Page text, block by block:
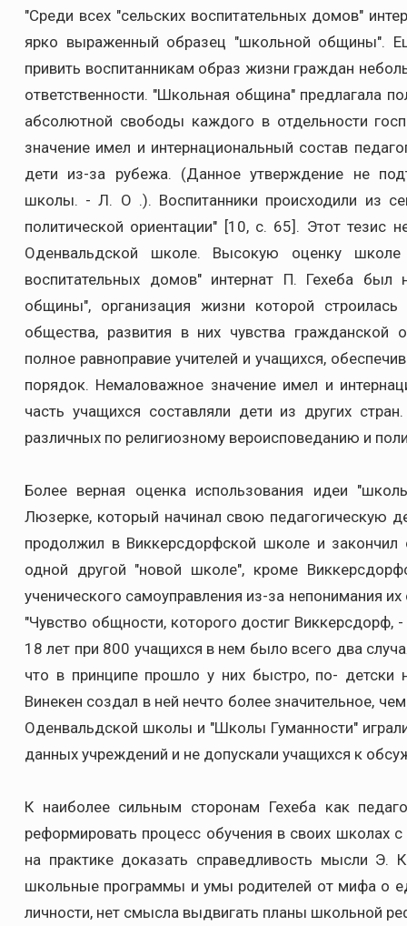
"Среди всех "сельских воспитательных домов"
ярко выраженный образец "школьной общины".
привить воспитанникам образ жизни граждан
ответственности. "Школьная община" предлагала
абсолютной свободы каждого в отдельности
значение имел и интернациональный состав
дети из-за рубежа. (Данное утверждение не
школы. - Л. О .). Воспитанники происходили из
политической ориентации" [10, с. 65]. Этот тезис
Оденвальдской школе. Высокую оценку
воспитательных домов" интернат П. Гехеба
общины", организация жизни которой
общества, развития в них чувства гражданской
полное равноправие учителей и учащихся,
порядок. Немаловажное значение имел и
часть учащихся составляли дети из других
различных по религиозному вероисповеданию и
Более верная оценка использования идеи
Люзерке, который начинал свою педагогическую
продолжил в Виккерсдорфской школе и
одной другой "новой школе", кроме
ученического самоуправления из-за непонимания
"Чувство общности, которого достиг
18 лет при 800 учащихся в нем было всего два
что в принципе прошло у них быстро, по-
Винекен создал в ней нечто более значительное,
Оденвальдской школы и "Школы Гуманности"
данных учреждений и не допускали учащихся к
К наиболее сильным сторонам Гехеба как
реформировать процесс обучения в своих школах
на практике доказать справедливость мысли
школьные программы и умы родителей от мифа о
личности, нет смысла выдвигать планы школьной